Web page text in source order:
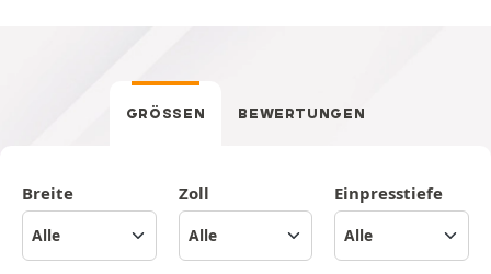
GRÖSSEN BEWERTUNGEN
Breite Zoll Einpresstiefe